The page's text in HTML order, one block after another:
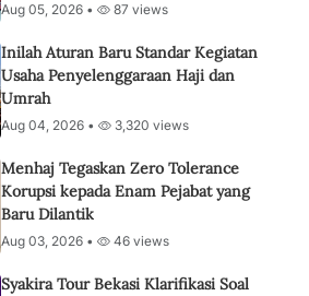
Aug 05, 2026 • 87 views
Inilah Aturan Baru Standar Kegiatan
Usaha Penyelenggaraan Haji dan
Umrah
Aug 04, 2026 • 3,320 views
Menhaj Tegaskan Zero Tolerance
Korupsi kepada Enam Pejabat yang
Baru Dilantik
Aug 03, 2026 • 46 views
Syakira Tour Bekasi Klarifikasi Soal